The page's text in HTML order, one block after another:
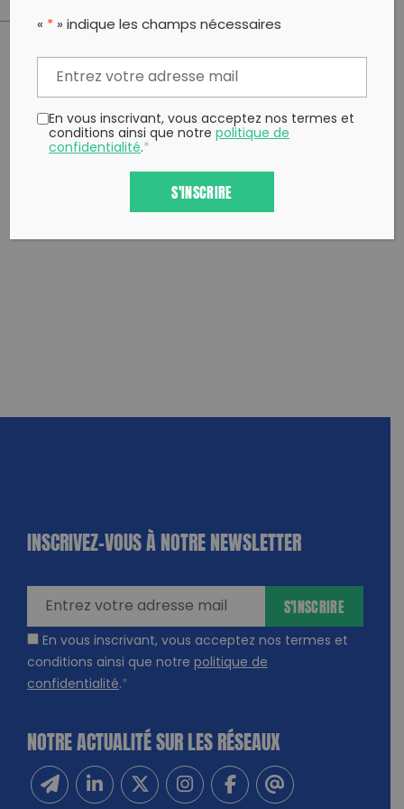
PARTAGER CET ARTICLE:
Partager sur Facebook
Partager sur
Twitter
Envoyer à
un ami
Copy to clipboard
INSCRIVEZ-VOUS À NOTRE NEWSLETTER
En vous inscrivant, vous acceptez nos termes et
conditions ainsi que notre politique de
confidentialité.*
S'INSCRIRE
NOTRE ACTUALITÉ SUR LES RÉSEAUX
« * » indique les champs nécessaires
En vous inscrivant, vous acceptez nos termes et
conditions ainsi que notrepolitique de
confidentialité.*
S'INSCRIRE